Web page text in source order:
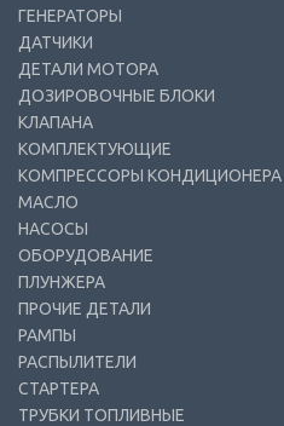
ГЕНЕРАТОРЫ
ДАТЧИКИ
ДЕТАЛИ МОТОРА
ДОЗИРОВОЧНЫЕ БЛОКИ
КЛАПАНА
КОМПЛЕКТУЮЩИЕ
КОМПРЕССОРЫ КОНДИЦИОНЕРА
МАСЛО
НАСОСЫ
ОБОРУДОВАНИЕ
ПЛУНЖЕРА
ПРОЧИЕ ДЕТАЛИ
РАМПЫ
РАСПЫЛИТЕЛИ
СТАРТЕРА
ТРУБКИ ТОПЛИВНЫЕ